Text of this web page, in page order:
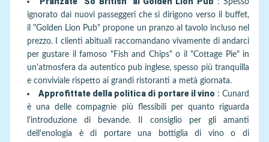
:Spesso
ignorato dai nuovi passeggeri che si dirigono verso il buffet,
il "Golden Lion Pub" propone un pranzo al tavolo incluso nel
prezzo. I clienti abituali raccomandano vivamente di andarci
per gustare il famoso "Fish and Chips" o il "Cottage Pie" in
un'atmosfera da autentico pub inglese, spesso più tranquilla
e conviviale rispetto ai grandi ristoranti a metà giornata.
Approfittate della politica di portare il vino :Cunard
è una delle compagnie più flessibili per quanto riguarda
l'introduzione di bevande. Il consiglio per gli amanti
dell'enologia è di portare una bottiglia di vino o di